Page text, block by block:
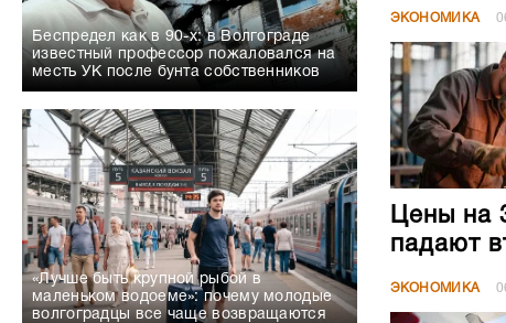
Беспредел как в 90-х: в Волгограде
известный профессор пожаловался на
месть УК после бунта собственников
«Лучше быть крупной рыбой в
маленьком водоеме»: почему молодые
волгоградцы все чаще возвращаются
ЭКОНОМИКА
Цены на
падают
ЭКОНОМИКА